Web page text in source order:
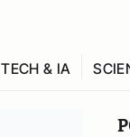
TECH & IA